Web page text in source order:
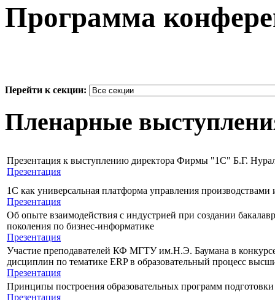
Программа
Перейти к секции:
Пленарные
Презентация к выступлению директора Фирмы "1С" Б.Г.
Презентация
1С как универсальная платформа управления
Презентация
Об опыте взаимодействия с индустрией при создании
поколения по бизнес-информатике
Презентация
Участие преподавателей КФ МГТУ им.Н.Э. Баумана в
дисциплин по тематике ERP в образовательный процесс
Презентация
Принципы построения образовательных программ
Презентация